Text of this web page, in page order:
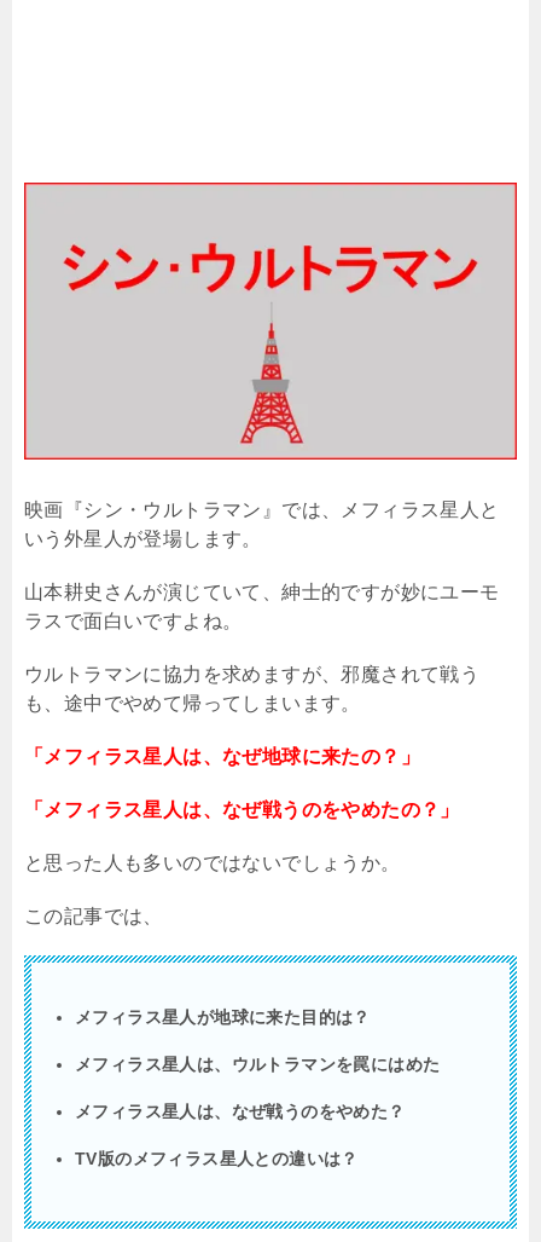
映画『シン・ウルトラマン』では、メフィラス星人と
いう外星人が登場します。
山本耕史さんが演じていて、紳士的ですが妙にユーモ
ラスで面白いですよね。
ウルトラマンに協力を求めますが、邪魔されて戦う
も、途中でやめて帰ってしまいます。
「メフィラス星人は、なぜ地球に来たの？」
「メフィラス星人は、なぜ戦うのをやめたの？」
と思った人も多いのではないでしょうか。
この記事では、
メフィラス星人が地球に来た目的は？
メフィラス星人は、ウルトラマンを罠にはめた
メフィラス星人は、なぜ戦うのをやめた？
TV版のメフィラス星人との違いは？